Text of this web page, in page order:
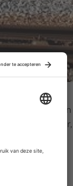
bedrijf worden
eigenaar,
geld
om zich